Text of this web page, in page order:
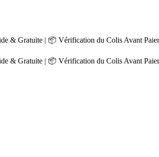
& Gratuite | 📦 Vérification du Colis Avant
& Gratuite | 📦 Vérification du Colis Avant